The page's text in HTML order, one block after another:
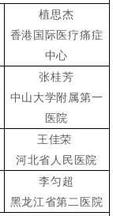
植思杰
香港国际医疗痛症
中心
张桂芳
中山大学附属第一
医院
王佳荣
河北省人民医院
李匀超
黑龙江省第二医院